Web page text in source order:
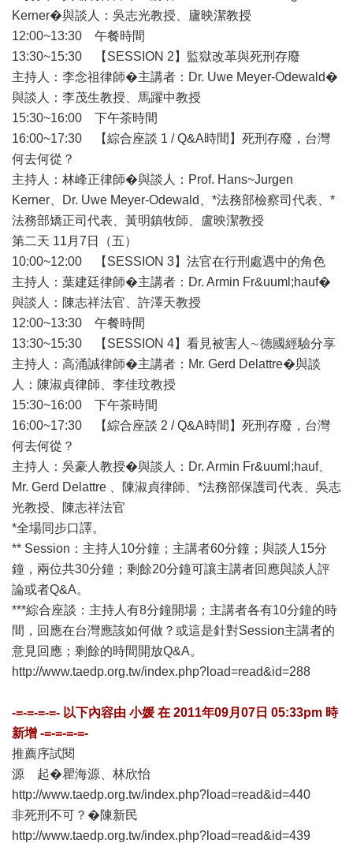
Kerner�與談人：吳志光教授、廬映潔教授
12:00~13:30 午餐時間
13:30~15:30 【SESSION 2】監獄改革與死刑存廢
主持人：李念祖律師�主講者：Dr. Uwe Meyer-Odewald�
與談人：李茂生教授、馬躍中教授
15:30~16:00 下午茶時間
16:00~17:30 【綜合座談 1 / Q&A時間】死刑存廢，台灣
何去何從？
主持人：林峰正律師�與談人：Prof. Hans~Jurgen
Kerner、Dr. Uwe Meyer-Odewald、*法務部檢察司代表、*
法務部矯正司代表、黃明鎮牧師、盧映潔教授
第二天 11月7日（五）
10:00~12:00 【SESSION 3】法官在行刑處遇中的角色
主持人：葉建廷律師�主講者：Dr. Armin Fr&uuml;hauf�
與談人：陳志祥法官、許澤天教授
12:00~13:30 午餐時間
13:30~15:30 【SESSION 4】看見被害人∼德國經驗分享
主持人：高涌誠律師�主講者：Mr. Gerd Delattre�與談
人：陳淑貞律師、李佳玟教授
15:30~16:00 下午茶時間
16:00~17:30 【綜合座談 2 / Q&A時間】死刑存廢，台灣
何去何從？
主持人：吳豪人教授�與談人：Dr. Armin Fr&uuml;hauf、
Mr. Gerd Delattre 、陳淑貞律師、*法務部保護司代表、吳志
光教授、陳志祥法官
*全場同步口譯。
** Session：主持人10分鐘；主講者60分鐘；與談人15分
鐘，兩位共30分鐘；剩餘20分鐘可讓主講者回應與談人評
論或者Q&A。
***綜合座談：主持人有8分鐘開場；主講者各有10分鐘的時
間，回應在台灣應該如何做？或這是針對Session主講者的
意見回應；剩餘的時間開放Q&A。
http://www.taedp.org.tw/index.php?load=read&id=288
-=-=-=-=- 以下內容由 小媛 在 2011年09月07日 05:33pm 時
新增 -=-=-=-=-
推薦序試閱
源 起�瞿海源、林欣怡
http://www.taedp.org.tw/index.php?load=read&id=440
非死刑不可？�陳新民
http://www.taedp.org.tw/index.php?load=read&id=439